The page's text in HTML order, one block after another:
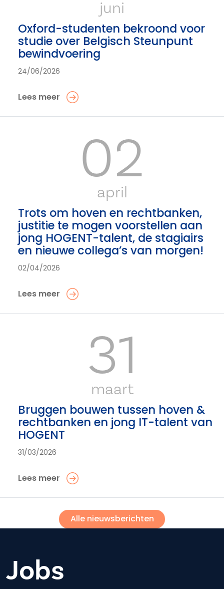
juni
Oxford-studenten bekroond voor
studie over Belgisch Steunpunt
bewindvoering
24/06/2026
Lees meer
02
april
Trots om hoven en rechtbanken,
justitie te mogen voorstellen aan
jong HOGENT-talent, de stagiairs
en nieuwe collega’s van morgen!
02/04/2026
Lees meer
31
maart
Bruggen bouwen tussen hoven &
rechtbanken en jong IT-talent van
HOGENT
31/03/2026
Lees meer
Alle nieuwsberichten
Jobs